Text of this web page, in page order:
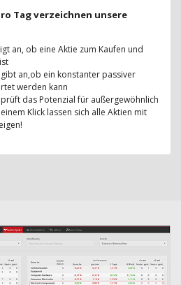
Tag verzeichnen unsere
an, ob eine Aktie zum Kaufen und
an,ob ein konstanter passiver
werden kann
das Potenzial für außergewöhnlich
Klick lassen sich alle Aktien mit